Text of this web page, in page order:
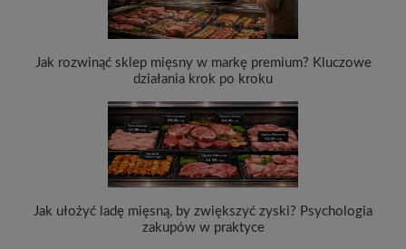
Jak rozwinąć sklep mięsny w markę premium? Kluczowe
działania krok po kroku
Jak ułożyć ladę mięsną, by zwiększyć zyski? Psychologia
zakupów w praktyce